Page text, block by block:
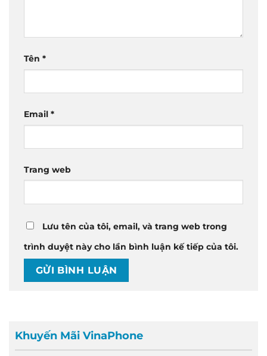
Tên *
Email *
Trang web
Lưu tên của tôi, email, và trang web trong
trình duyệt này cho lần bình luận kế tiếp của tôi.
Khuyến Mãi VinaPhone